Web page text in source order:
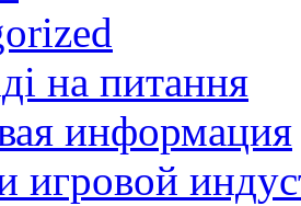
на питання
информация
игровой